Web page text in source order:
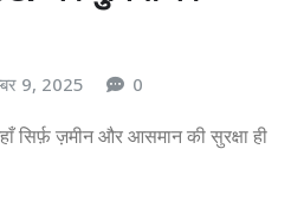
9, 2025 0
सिर्फ़ ज़मीन और आसमान की सुरक्षा ही